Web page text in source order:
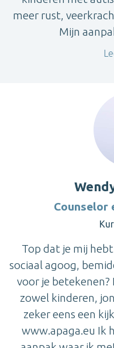
meer rust,
Mijn
Counselor
Top dat je mij
sociaal agoog,
voor je betekenen?
zowel kinderen,
zeker eens een
www.apaga.eu Ik